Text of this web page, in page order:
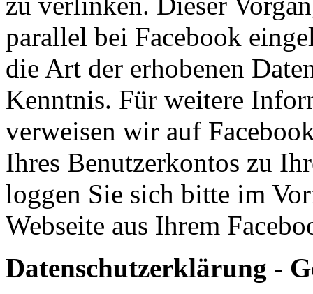
parallel bei Facebook
die Art der erhobenen
Kenntnis. Für weitere
verweisen wir auf
Ihres Benutzerkontos zu
loggen Sie sich bitte im
Webseite aus Ihrem
Datenschutzerklärung -